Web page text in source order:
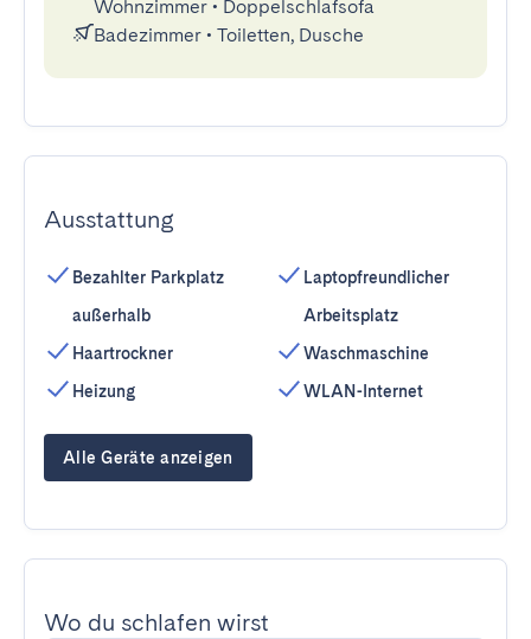
Wohnzimmer • Doppelschlafsofa
Badezimmer • Toiletten, Dusche
Ausstattung
Bezahlter Parkplatz
außerhalb
Haartrockner
Heizung
Laptopfreundlicher
Arbeitsplatz
Waschmaschine
WLAN-Internet
Alle Geräte anzeigen
Wo du schlafen wirst